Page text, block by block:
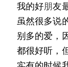
我的好朋友
虽然很多说
别多的爱，
都很好听，